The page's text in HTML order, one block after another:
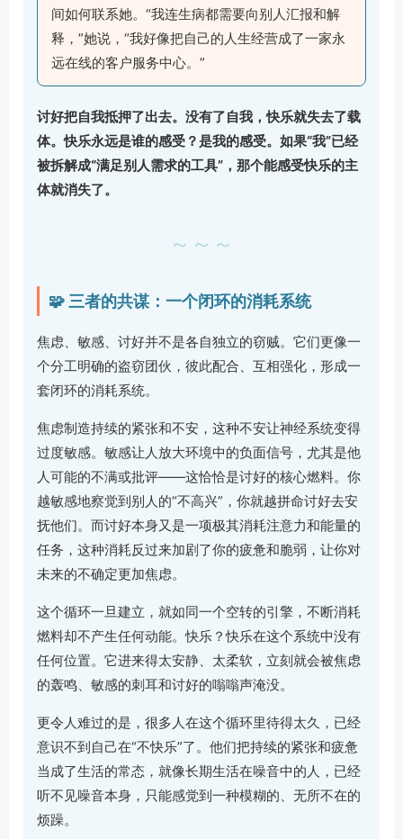
间如何联系她。“我连生病都需要向别人汇报和解
释，”她说，“我好像把自己的人生经营成了一家永
远在线的客户服务中心。”
讨好把自我抵押了出去。没有了自我，快乐就失去了载
体。快乐永远是谁的感受？是我的感受。如果“我”已经
被拆解成“满足别人需求的工具”，那个能感受快乐的主
体就消失了。
～～～
🧩 三者的共谋：一个闭环的消耗系统
焦虑、敏感、讨好并不是各自独立的窃贼。它们更像一
个分工明确的盗窃团伙，彼此配合、互相强化，形成一
套闭环的消耗系统。
焦虑制造持续的紧张和不安，这种不安让神经系统变得
过度敏感。敏感让人放大环境中的负面信号，尤其是他
人可能的不满或批评——这恰恰是讨好的核心燃料。你
越敏感地察觉到别人的“不高兴”，你就越拼命讨好去安
抚他们。而讨好本身又是一项极其消耗注意力和能量的
任务，这种消耗反过来加剧了你的疲惫和脆弱，让你对
未来的不确定更加焦虑。
这个循环一旦建立，就如同一个空转的引擎，不断消耗
燃料却不产生任何动能。快乐？快乐在这个系统中没有
任何位置。它进来得太安静、太柔软，立刻就会被焦虑
的轰鸣、敏感的刺耳和讨好的嗡嗡声淹没。
更令人难过的是，很多人在这个循环里待得太久，已经
意识不到自己在“不快乐”了。他们把持续的紧张和疲惫
当成了生活的常态，就像长期生活在噪音中的人，已经
听不见噪音本身，只能感觉到一种模糊的、无所不在的
烦躁。